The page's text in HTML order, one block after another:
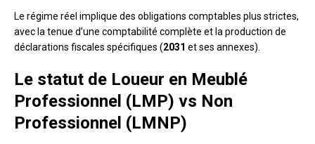
Le régime réel implique des obligations comptables plus strictes,
avec la tenue d’une comptabilité complète et la production de
déclarations fiscales spécifiques (2031 et ses annexes).
Le statut de Loueur en Meublé
Professionnel (LMP) vs Non
Professionnel (LMNP)